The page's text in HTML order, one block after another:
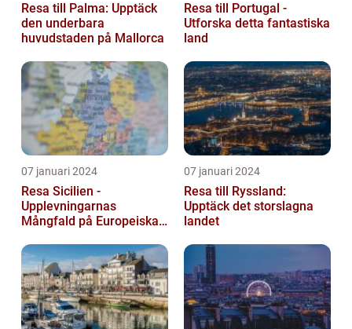
Resa till Palma: Upptäck
den underbara
huvudstaden på Mallorca
Resa till Portugal -
Utforska detta fantastiska
land
07 januari 2024
Resa Sicilien -
Upplevningarnas
Mångfald på Europeiska
07 januari 2024
Resa till Ryssland:
Upptäck det storslagna
landet